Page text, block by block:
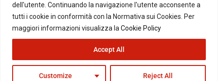
dell'utente. Continuando la navigazione l'utente acconsente a
tutti i cookie in conformità con la Normativa sui Cookies. Per
maggiori informazioni visualizza la Cookie Policy
Customize Reject All
Accept All
HOMEPAGE COOKIE POLICY PRIVACY POLICY CONTATTI
© Copyright 2026 - Il Blog di Beppe Grillo. All Rights Reserved - Powered by
happygrafic.com